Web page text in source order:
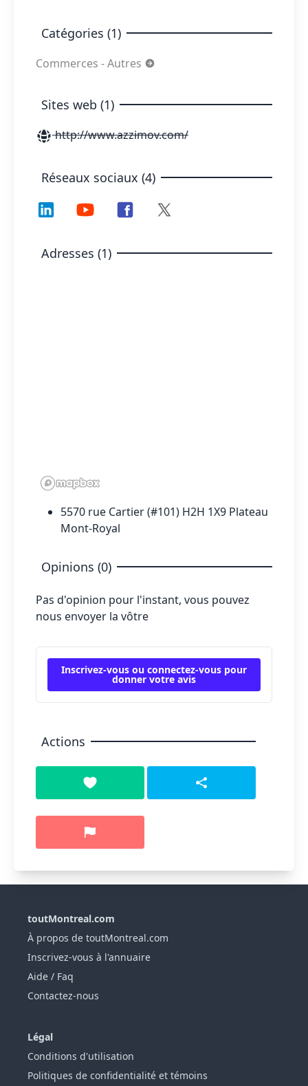
Catégories (1)
Commerces - Autres
Sites web (1)
http://www.azzimov.com/
Réseaux sociaux (4)
Adresses (1)
5570 rue Cartier (#101) H2H 1X9 Plateau
Mont-Royal
Opinions (0)
Pas d'opinion pour l'instant, vous pouvez
nous envoyer la vôtre
Inscrivez-vous ou connectez-vous pour
donner votre avis
Actions
toutMontreal.com
À propos de toutMontreal.com
Inscrivez-vous à l'annuaire
Aide / Faq
Contactez-nous
Légal
Conditions d'utilisation
Politiques de confidentialité et témoins